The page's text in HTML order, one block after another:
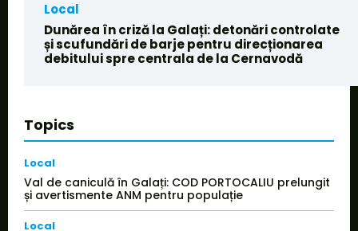
Local
Dunărea în criză la Galați: detonări controlate
și scufundări de barje pentru direcționarea
debitului spre centrala de la Cernavodă
Topics
Local
Val de caniculă în Galați: COD PORTOCALIU prelungit
și avertismente ANM pentru populație
Local